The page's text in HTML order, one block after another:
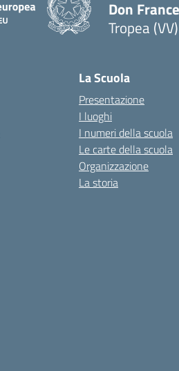
Don
Tropea (VV)
La Scuola
Presentazione
I luoghi
I numeri della scuola
Le carte della scuola
Organizzazione
La storia